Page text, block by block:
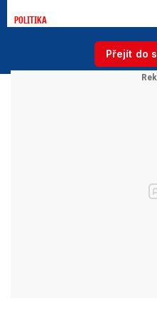
POLITIKA
Přejít do